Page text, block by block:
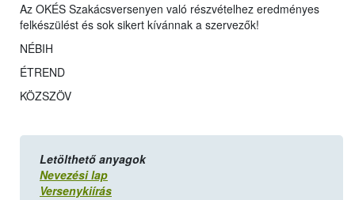
Az OKÉS Szakácsversenyen való részvételhez eredményes
felkészülést és sok sikert kívánnak a szervezők!
NÉBIH
ÉTREND
KÖZSZÖV
Letölthető anyagok
Nevezési lap
Versenykiírás